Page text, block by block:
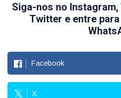
Siga-nos no
Twitter e entre
Facebook
X